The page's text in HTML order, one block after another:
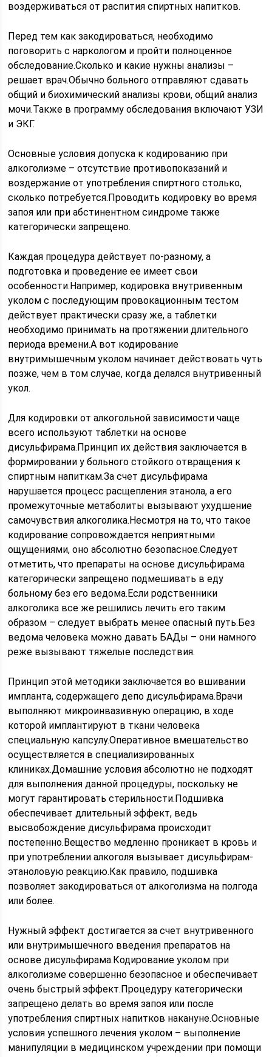
воздерживаться от распития спиртных напитков.
Перед тем как закодироваться, необходимо
поговорить с наркологом и пройти полноценное
обследование.Сколько и какие нужны анализы –
решает врач.Обычно больного отправляют сдавать
общий и биохимический анализы крови, общий анализ
мочи.Также в программу обследования включают УЗИ
и ЭКГ.
Основные условия допуска к кодированию при
алкоголизме – отсутствие противопоказаний и
воздержание от употребления спиртного столько,
сколько потребуется.Проводить кодировку во время
запоя или при абстинентном синдроме также
категорически запрещено.
Каждая процедура действует по-разному, а
подготовка и проведение ее имеет свои
особенности.Например, кодировка внутривенным
уколом с последующим провокационным тестом
действует практически сразу же, а таблетки
необходимо принимать на протяжении длительного
периода времени.А вот кодирование
внутримышечным уколом начинает действовать чуть
позже, чем в том случае, когда делался внутривенный
укол.
Для кодировки от алкогольной зависимости чаще
всего используют таблетки на основе
дисульфирама.Принцип их действия заключается в
формировании у больного стойкого отвращения к
спиртным напиткам.За счет дисульфирама
нарушается процесс расщепления этанола, а его
промежуточные метаболиты вызывают ухудшение
самочувствия алкоголика.Несмотря на то, что такое
кодирование сопровождается неприятными
ощущениями, оно абсолютно безопасное.Следует
отметить, что препараты на основе дисульфирама
категорически запрещено подмешивать в еду
больному без его ведома.Если родственники
алкоголика все же решились лечить его таким
образом – следует выбрать менее опасный путь.Без
ведома человека можно давать БАДы – они намного
реже вызывают тяжелые последствия.
Принцип этой методики заключается во вшивании
импланта, содержащего депо дисульфирама.Врачи
выполняют микроинвазивную операцию, в ходе
которой имплантируют в ткани человека
специальную капсулу.Оперативное вмешательство
осуществляется в специализированных
клиниках.Домашние условия абсолютно не подходят
для выполнения данной процедуры, поскольку не
могут гарантировать стерильности.Подшивка
обеспечивает длительный эффект, ведь
высвобождение дисульфирама происходит
постепенно.Вещество медленно проникает в кровь и
при употреблении алкоголя вызывает дисульфирам-
этаноловую реакцию.Как правило, подшивка
позволяет закодироваться от алкоголизма на полгода
или более.
Нужный эффект достигается за счет внутривенного
или внутримышечного введения препаратов на
основе дисульфирама.Кодирование уколом при
алкоголизме совершенно безопасное и обеспечивает
очень быстрый эффект.Процедуру категорически
запрещено делать во время запоя или после
употребления спиртных напитков накануне.Основные
условия успешного лечения уколом – выполнение
манипуляции в медицинском учреждении при помощи